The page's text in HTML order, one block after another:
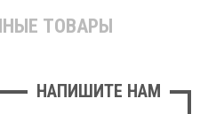
ТОВАРЫ
НАПИШИТЕ НАМ